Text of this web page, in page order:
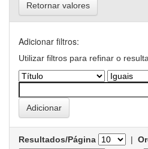
Retornar valores
Adicionar filtros:
Utilizar filtros para refinar o
Resultados/Página |